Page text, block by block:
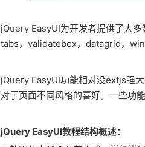
jQuery EasyUI为开发者提供了大
tabs，validatebox，datagrid，
jQuery EasyUI功能相对没extjs强
对于页面不同风格的喜好。一些功
jQuery EasyUI教程结构概述：